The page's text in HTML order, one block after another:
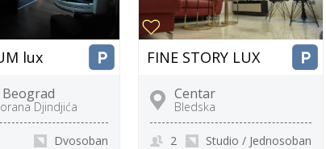
lux
Djindjića
Dvosoban
FINE STORY LUX
Centar
Bledska
Studio / Jednosoban
2